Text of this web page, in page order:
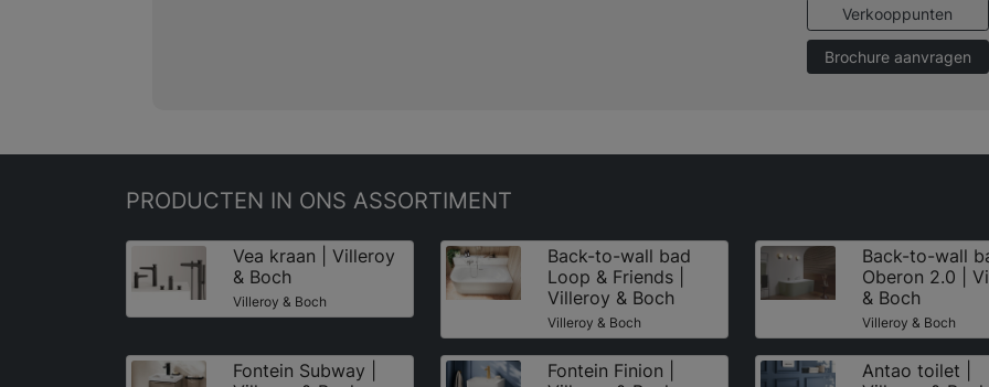
Verkooppunten
Brochure aanvragen
PRODUCTEN IN ONS ASSORTIMENT
Vea kraan | Villeroy
& Boch
Villeroy & Boch
Back-to-wall bad
Loop & Friends |
Villeroy & Boch
Villeroy & Boch
Back-to-wall
Oberon 2.0 |
& Boch
Villeroy & Boch
Fontein Subway |
Fontein Finion |
Antao toilet |